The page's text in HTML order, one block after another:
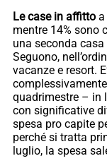
Le case in affitto a
mentre 14% sono
una seconda
Seguono,
vacanze e resort.
quadrimestre – in
con significative
spesa pro capite
perché si tratta
luglio, la spesa